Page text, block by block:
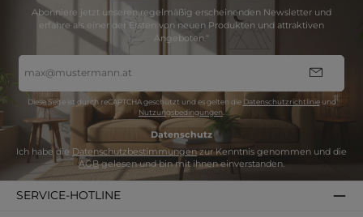
Abonniere jetzt unseren regelmäßig erscheinenden Newsletter und
erfahre als einer der Ersten von neuen Produkten und attraktiven
Angeboten.“
Mail-
Adresse
Diese Seite ist durch reCAPTCHA geschützt und es gelten die Datenschutzrichtlinieund
Nutzungsbedingungen.
Datenschutz
Ich habe die Datenschutzbestimmungenzur Kenntnis genommen und die
AGBgelesen und bin mit ihnen einverstanden.
SERVICE-HOTLINE